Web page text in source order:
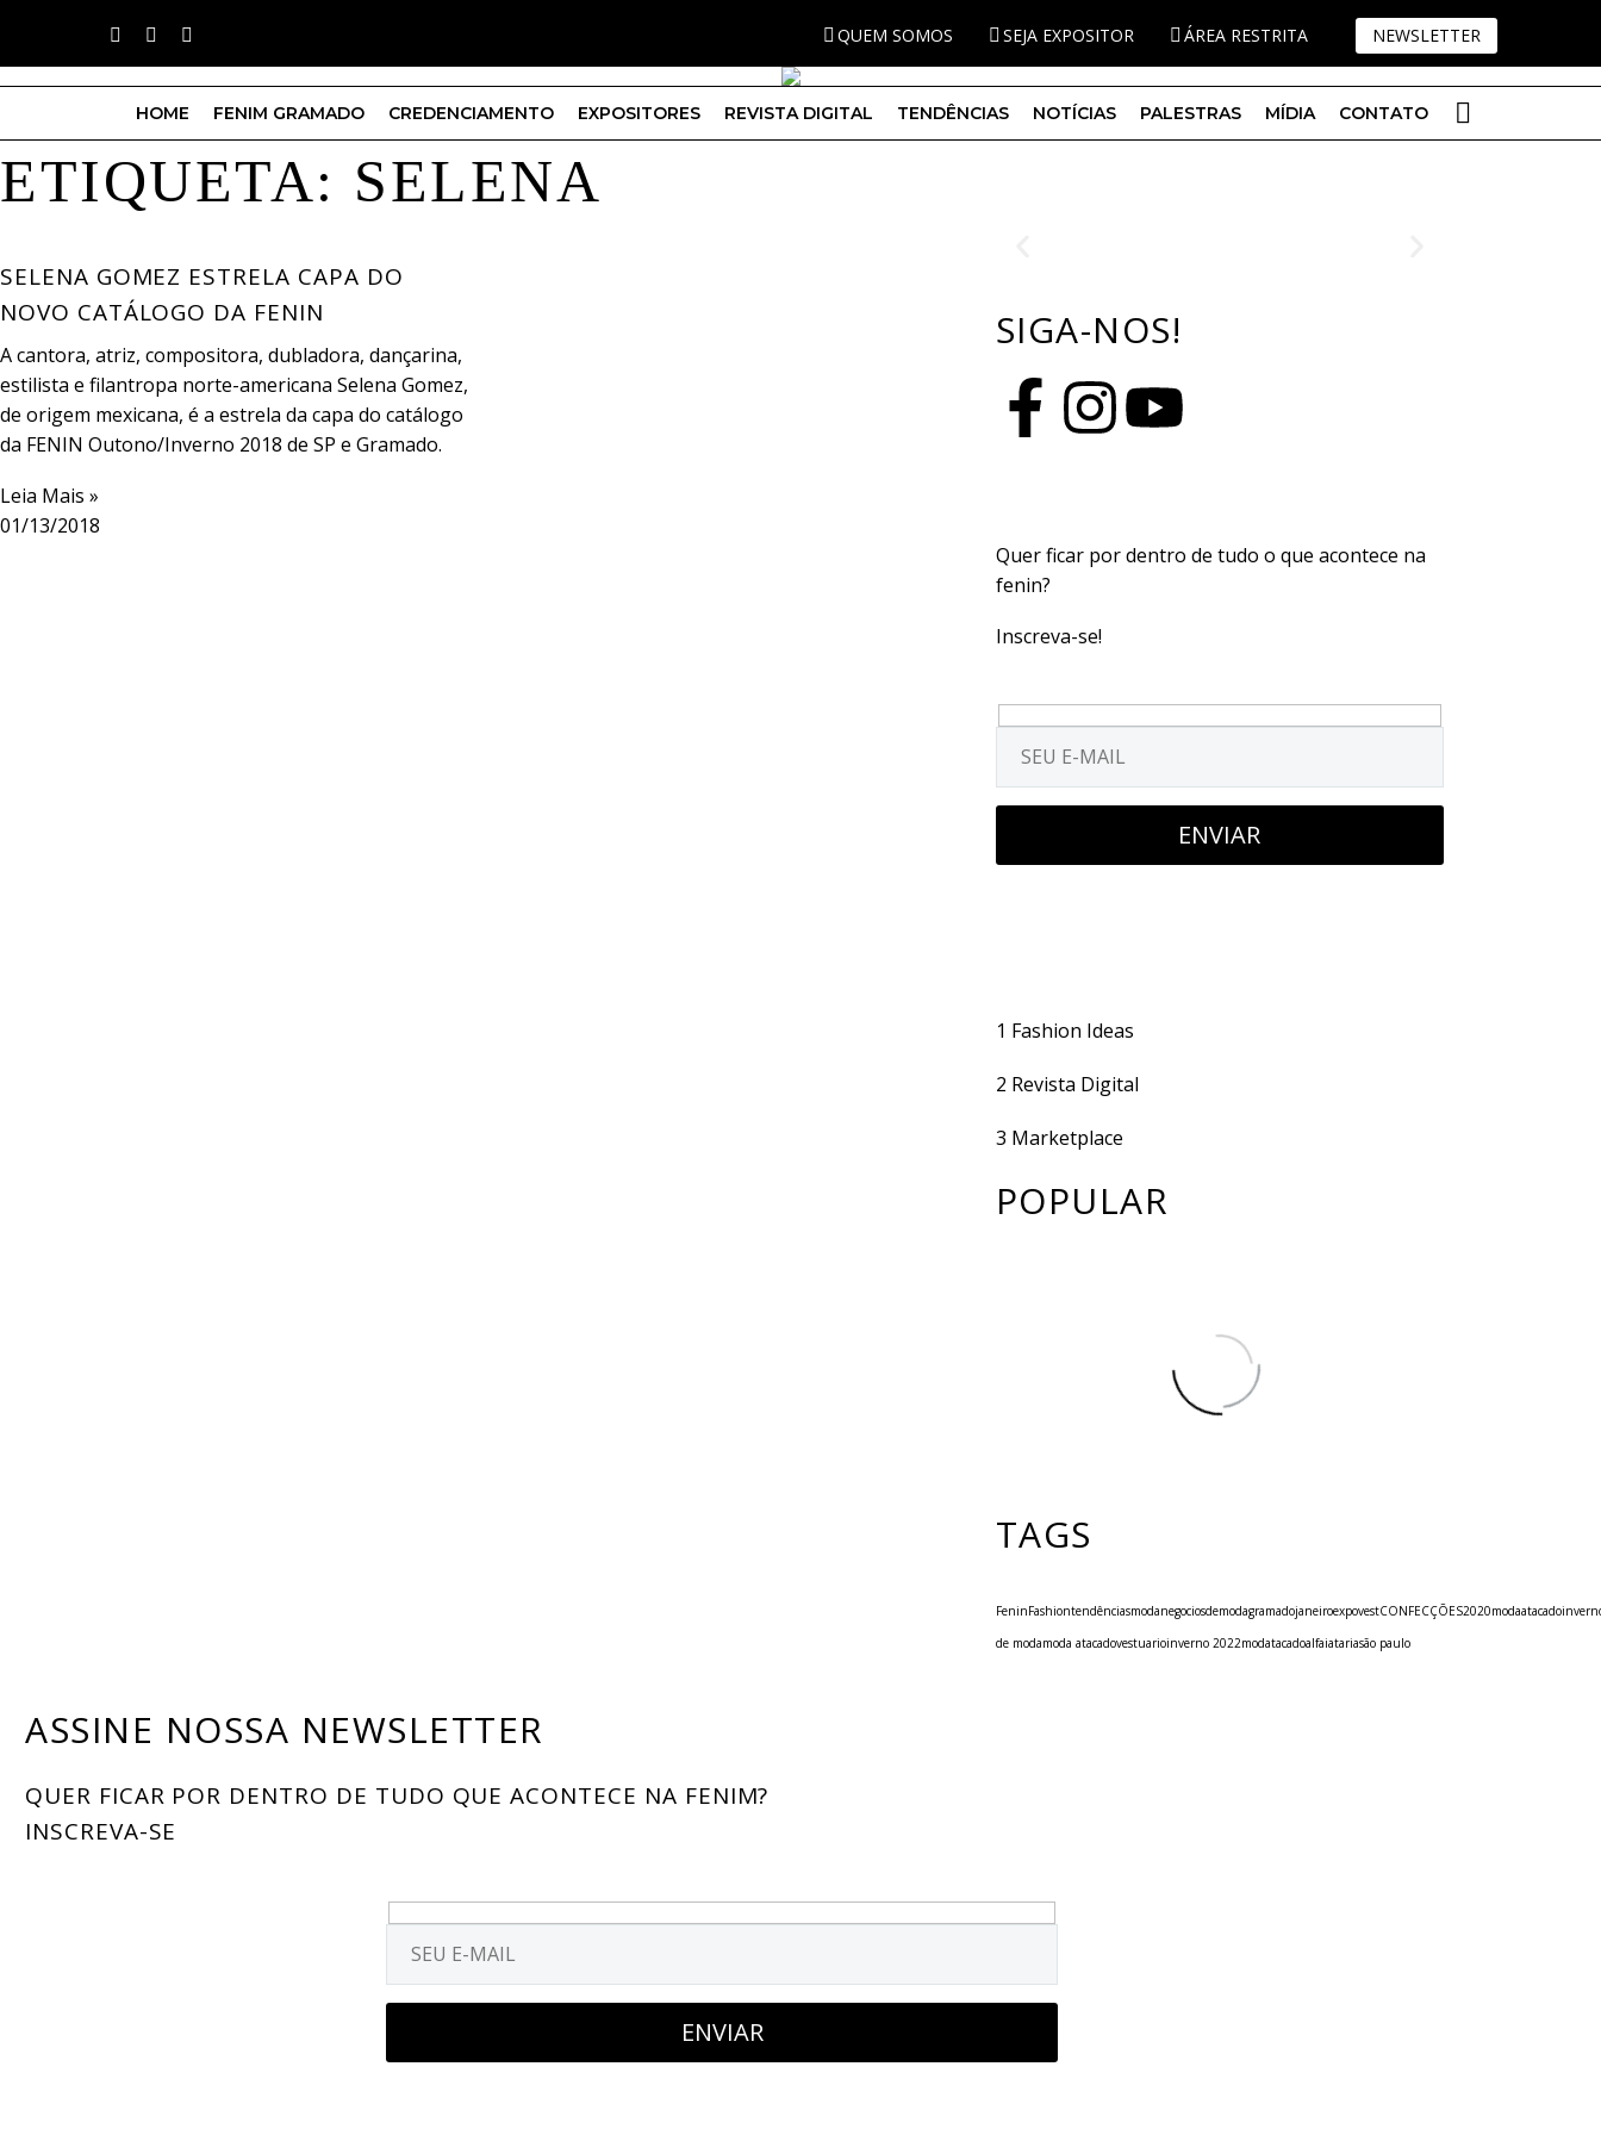
QUEM SOMOS SEJA EXPOSITOR ÁREA RESTRITA NEWSLETTER
HOME FENIM GRAMADO CREDENCIAMENTO EXPOSITORES REVISTA DIGITAL TENDÊNCIAS NOTÍCIAS PALESTRAS MÍDIA CONTATO
ETIQUETA: SELENA
SELENA GOMEZ ESTRELA CAPA DO
NOVO CATÁLOGO DA FENIN
A cantora, atriz, compositora, dubladora, dançarina,
estilista e filantropa norte-americana Selena Gomez,
de origem mexicana, é a estrela da capa do catálogo
da FENIN Outono/Inverno 2018 de SP e Gramado.
Leia Mais »
01/13/2018
SIGA-NOS!
Quer ficar por dentro de tudo o que acontece na
fenin?
Inscreva-se!
1 Fashion Ideas
2 Revista Digital
3 Marketplace
POPULAR
TAGS
FeninFashiontendênciasmodanegociosdemodagramadojaneiroexpovestCONFECÇÕES2020modaatacado
de modamoda atacadovestuarioinverno 2022modatacadoalfaiatariasão paulo
ASSINE NOSSA NEWSLETTER
QUER FICAR POR DENTRO DE TUDO QUE ACONTECE NA FENIM?
INSCREVA-SE